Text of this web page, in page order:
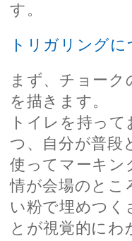
す。
トリガリング
まず、チョーク
を描きます。
トイレを持っ
つ、自分が普段
使ってマーキン
情が会場のとこ
い粉で埋めつく
とが視覚的に